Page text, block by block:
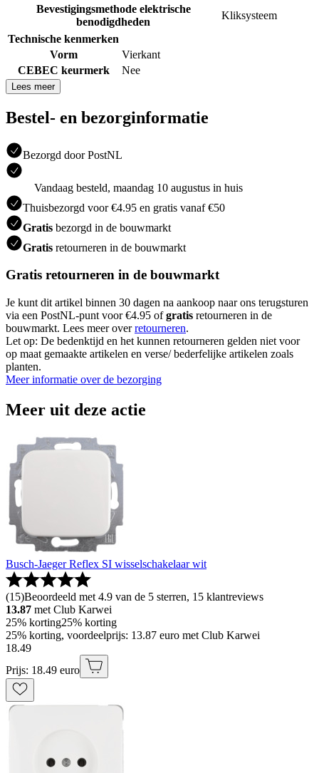
Bevestigingsmethode elektrische
benodigdheden
Kliksysteem
Technische kenmerken
Vorm
Vierkant
CEBEC keurmerk
Nee
Lees meer
Bestel- en bezorginformatie
Bezorgd door PostNL
Vandaag besteld, maandag 10 augustus in huis
Thuisbezorgd voor €4.95 en gratis vanaf €50
Gratis bezorgd in de bouwmarkt
Gratis retourneren in de bouwmarkt
Gratis retourneren in de bouwmarkt
Je kunt dit artikel binnen 30 dagen na aankoop naar ons terugsturen
via een PostNL-punt voor €4.95 ofgratis retourneren in de
bouwmarkt. Lees meer overretourneren.
Let op: De bedenktijd en het kunnen retourneren gelden niet voor
op maat gemaakte artikelen en verse/ bederfelijke artikelen zoals
planten.
Meer informatie over de bezorging
Meer uit deze actie
Busch-Jaeger Reflex SI wisselschakelaar wit
(15)Beoordeeld met 4.9 van de 5 sterren, 15 klantreviews
13.87 met Club Karwei
25% korting25% korting
25% korting, voordeelprijs: 13.87 euro met Club Karwei
18.49
Prijs: 18.49 euro